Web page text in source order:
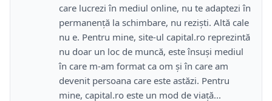
care lucrezi în mediul online, nu te adaptezi în
permanență la schimbare, nu reziști. Altă cale
nu e. Pentru mine, site-ul capital.ro reprezintă
nu doar un loc de muncă, este însuși mediul
în care m-am format ca om și în care am
devenit persoana care este astăzi. Pentru
mine, capital.ro este un mod de viață...